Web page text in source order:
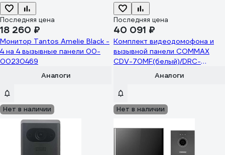
Последняя цена
18 260 ₽
Монитор Tantos Amelie Black -
4 на 4 вызывные панели 00-
00230469
Аналоги
Последняя цена
40 091 ₽
Комплект видеодомофона и
вызывной панели COMMAX
CDV-70MF(белый)/DRC-
4CGN2(серебро)+Козырек
Аналоги
Нет в наличии Нет в наличии